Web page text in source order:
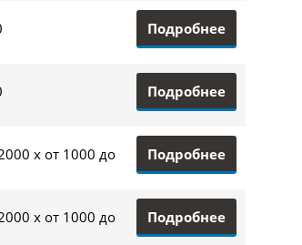
Подробнее
Подробнее
x от 1000 до
Подробнее
x от 1000 до
Подробнее